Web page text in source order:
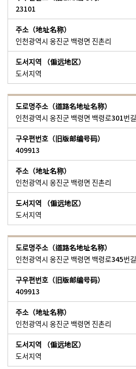
23101
인천광역시 옹진군 백령면 진촌리
도서지역
인천광역시 옹진군 백령면 백령로301번길
409913
인천광역시 옹진군 백령면 진촌리
도서지역
인천광역시 옹진군 백령면 백령로345번길
409913
인천광역시 옹진군 백령면 진촌리
도서지역